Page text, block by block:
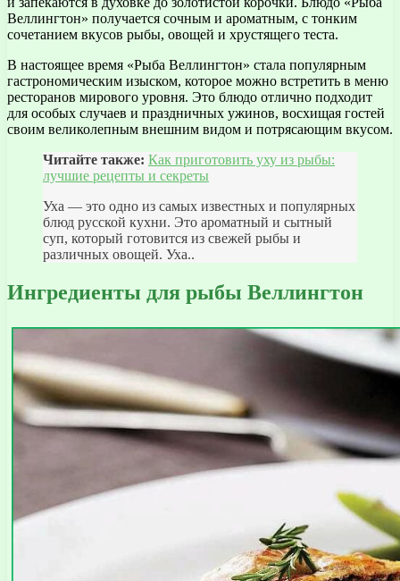
Веллингтон» получается сочным и ароматным, с тонким
сочетанием вкусов рыбы, овощей и хрустящего теста.
В настоящее время «Рыба Веллингтон» стала популярным
гастрономическим изыском, которое можно встретить в меню
ресторанов мирового уровня. Это блюдо отлично подходит
для особых случаев и праздничных ужинов, восхищая гостей
своим великолепным внешним видом и потрясающим вкусом.
Читайте также: Как приготовить уху из рыбы:
лучшие рецепты и секреты
Уха — это одно из самых известных и популярных
блюд русской кухни. Это ароматный и сытный
суп, который готовится из свежей рыбы и
различных овощей. Уха..
Ингредиенты для рыбы Веллингтон